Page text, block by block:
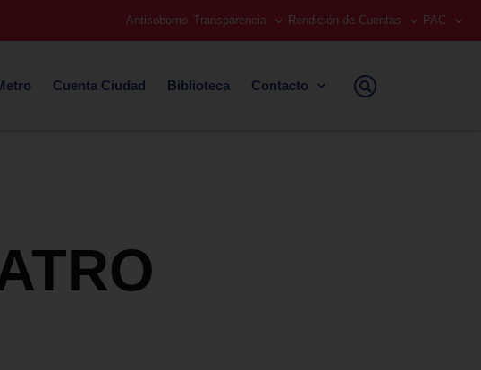
Antisoborno Transparencia Rendición de Cuentas PAC
Cuenta Ciudad Biblioteca Contacto